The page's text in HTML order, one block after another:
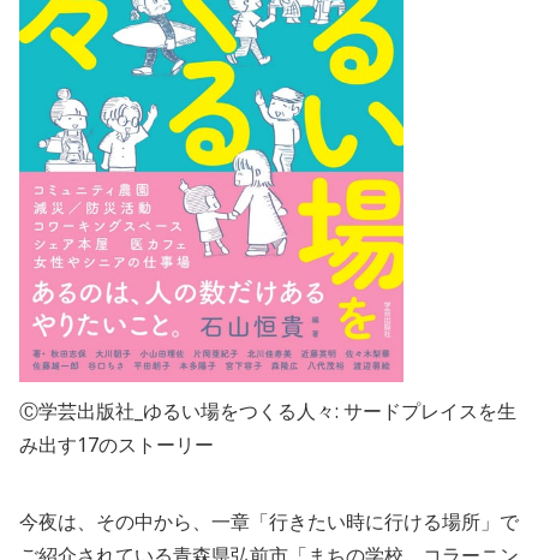
Ⓒ学芸出版社_ゆるい場をつくる人々: サードプレイスを生
み出す17のストーリー
今夜は、その中から、一章「行きたい時に行ける場所」で